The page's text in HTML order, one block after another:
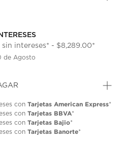
sin intereses* - $8,289.00*
de Agosto
con Tarjetas American Express*
con Tarjetas BBVA*
con Tarjetas Bajio*
con Tarjetas Banorte*